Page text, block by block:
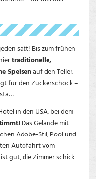
satt! Bis zum frühen
traditionelle,
Speisenauf den Teller.
für den Zuckerschock –
in den USA, bei dem
Das Gelände mit
Adobe-Stil, Pool und
Autofahrt vom
gut, die Zimmer schick